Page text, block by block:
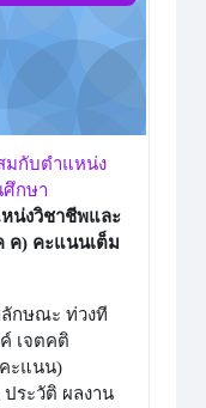
มกับตำแหน่ง
กษา
น่งวิชาชีพและ
ค) คะแนนเต็ม
กษณะ ท่วงที
เจตคติ
ะแนน)
ระวัติ ผลงาน